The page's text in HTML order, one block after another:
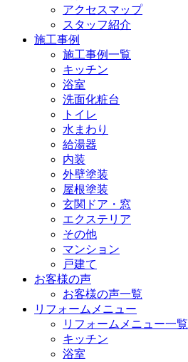
アクセスマップ
スタッフ紹介
施工事例
施工事例一覧
キッチン
浴室
洗面化粧台
トイレ
水まわり
給湯器
内装
外壁塗装
屋根塗装
玄関ドア・窓
エクステリア
その他
マンション
戸建て
お客様の声
お客様の声一覧
リフォームメニュー
リフォームメニュー一覧
キッチン
浴室